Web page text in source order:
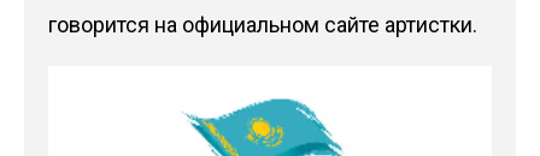
говорится на официальном сайте артистки.